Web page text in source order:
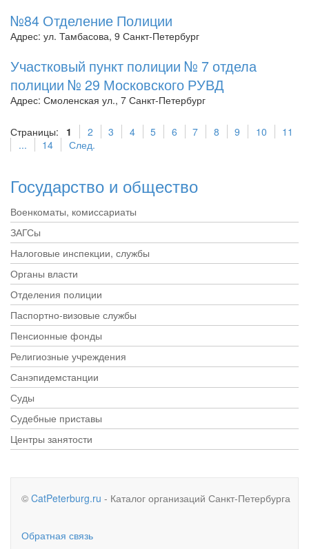
№84 Отделение Полиции
Адрес: ул. Тамбасова, 9 Санкт-Петербург
Участковый пункт полиции № 7 отдела
полиции № 29 Московского РУВД
Адрес: Смоленская ул., 7 Санкт-Петербург
Страницы: 1 2 3 4 5 6 7 8 9 10
11
...
14 След.
Государство и общество
Военкоматы, комиссариаты
ЗАГСы
Налоговые инспекции, службы
Органы власти
Отделения полиции
Паспортно-визовые службы
Пенсионные фонды
Религиозные учреждения
Санэпидемстанции
Суды
Судебные приставы
Центры занятости
© CatPeterburg.ru - Каталог организаций Санкт-Петербурга
Обратная связь